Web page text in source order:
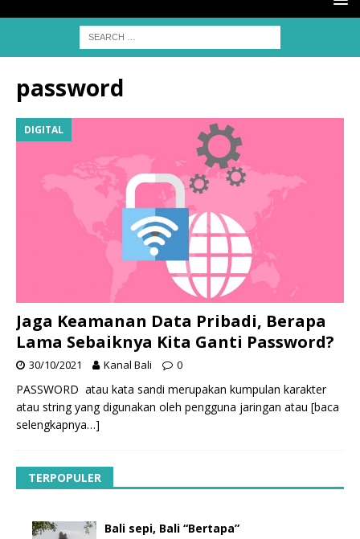
password
DIGITAL
Jaga Keamanan Data Pribadi, Berapa
Lama Sebaiknya Kita Ganti Password?
30/10/2021 Kanal Bali 0
PASSWORD atau kata sandi merupakan kumpulan karakter
atau string yang digunakan oleh pengguna jaringan atau [baca
selengkapnya…]
TERPOPULER
Bali sepi, Bali “Bertapa”